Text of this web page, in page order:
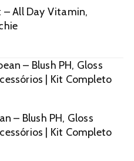
– All Day Vitamin,
– Blush PH, Gloss
| Kit Completo